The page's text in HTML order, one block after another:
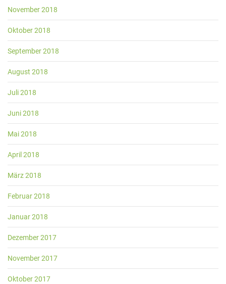
November 2018
Oktober 2018
September 2018
August 2018
Juli 2018
Juni 2018
Mai 2018
April 2018
März 2018
Februar 2018
Januar 2018
Dezember 2017
November 2017
Oktober 2017